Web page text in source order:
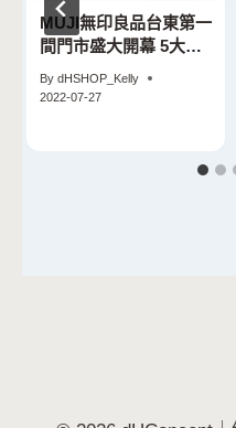
MUJI無印良品台東第一
間門市盛大開幕 5大亮
By dHSHOP_Kelly
2022-07-27